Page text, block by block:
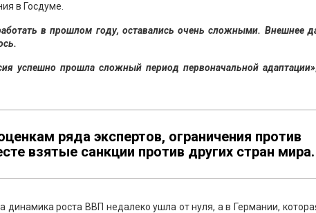
в Госдуме.
в прошлом году, оставались очень сложными. Внешнее
успешно прошла сложный период первоначальной адаптации»
ряда экспертов, ограничения против
взятые санкции против других стран мира.
динамика роста ВВП недалеко ушла от нуля, а в Германии,